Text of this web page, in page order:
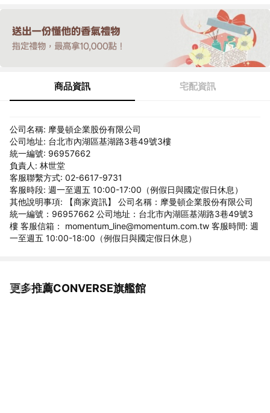
商品資訊 宅配資訊
公司名稱: 摩曼頓企業股份有限公司
公司地址: 台北市內湖區基湖路3巷49號3樓
統一編號: 96957662
負責人: 林世堂
客服聯繫方式: 02-6617-9731
客服時段: 週一至週五 10:00-17:00（例假日與國定假日休息）
其他說明事項: 【商家資訊】 公司名稱：摩曼頓企業股份有限公司
統一編號：96957662 公司地址：台北市內湖區基湖路3巷49號3
樓 客服信箱： momentum_line@momentum.com.tw 客服時間: 週
一至週五 10:00-18:00（例假日與國定假日休息）
更多推薦CONVERSE旗艦館
看更多